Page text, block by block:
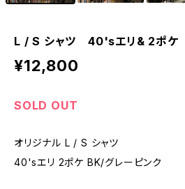
L / S シャツ 40'sエリ& 2ポケ
¥12,800
SOLD OUT
オリジナル L / S シャツ
40'sエリ 2ポケ BK/グレーピンク